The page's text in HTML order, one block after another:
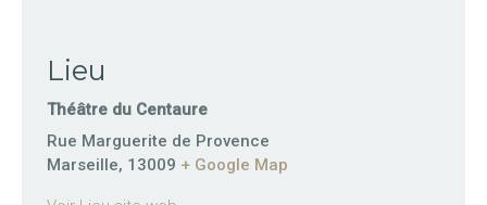
Lieu
Théâtre du Centaure
Rue Marguerite de Provence
Marseille, 13009 + Google Map